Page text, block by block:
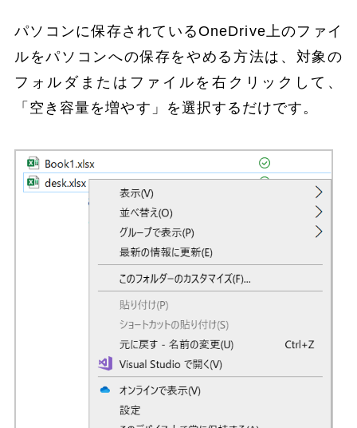
パソコンに保存されているOneDrive上のファイ
ルをパソコンへの保存をやめる方法は、対象の
フォルダまたはファイルを右クリックして、
「空き容量を増やす」を選択するだけです。